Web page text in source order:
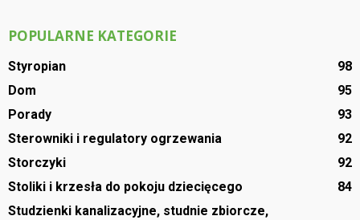
POPULARNE KATEGORIE
Styropian
98
Dom
95
Porady
93
Sterowniki i regulatory ogrzewania
92
Storczyki
92
Stoliki i krzesła do pokoju dziecięcego
84
Studzienki kanalizacyjne, studnie zbiorcze,